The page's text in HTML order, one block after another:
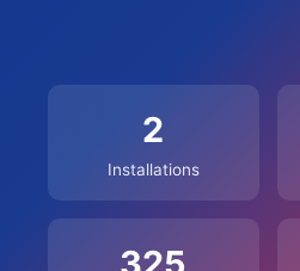
2
Installations